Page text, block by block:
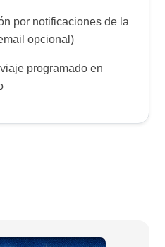
por notificaciones de la
opcional)
programado en